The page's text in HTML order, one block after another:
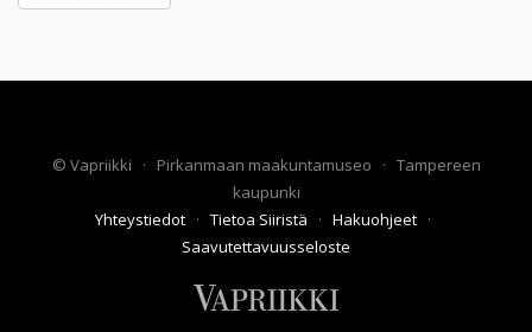
© Vapriikki · Pirkanmaan maakuntamuseo · Tampereen
kaupunki
Yhteystiedot · Tietoa Siiristä · Hakuohjeet ·
Saavutettavuusseloste